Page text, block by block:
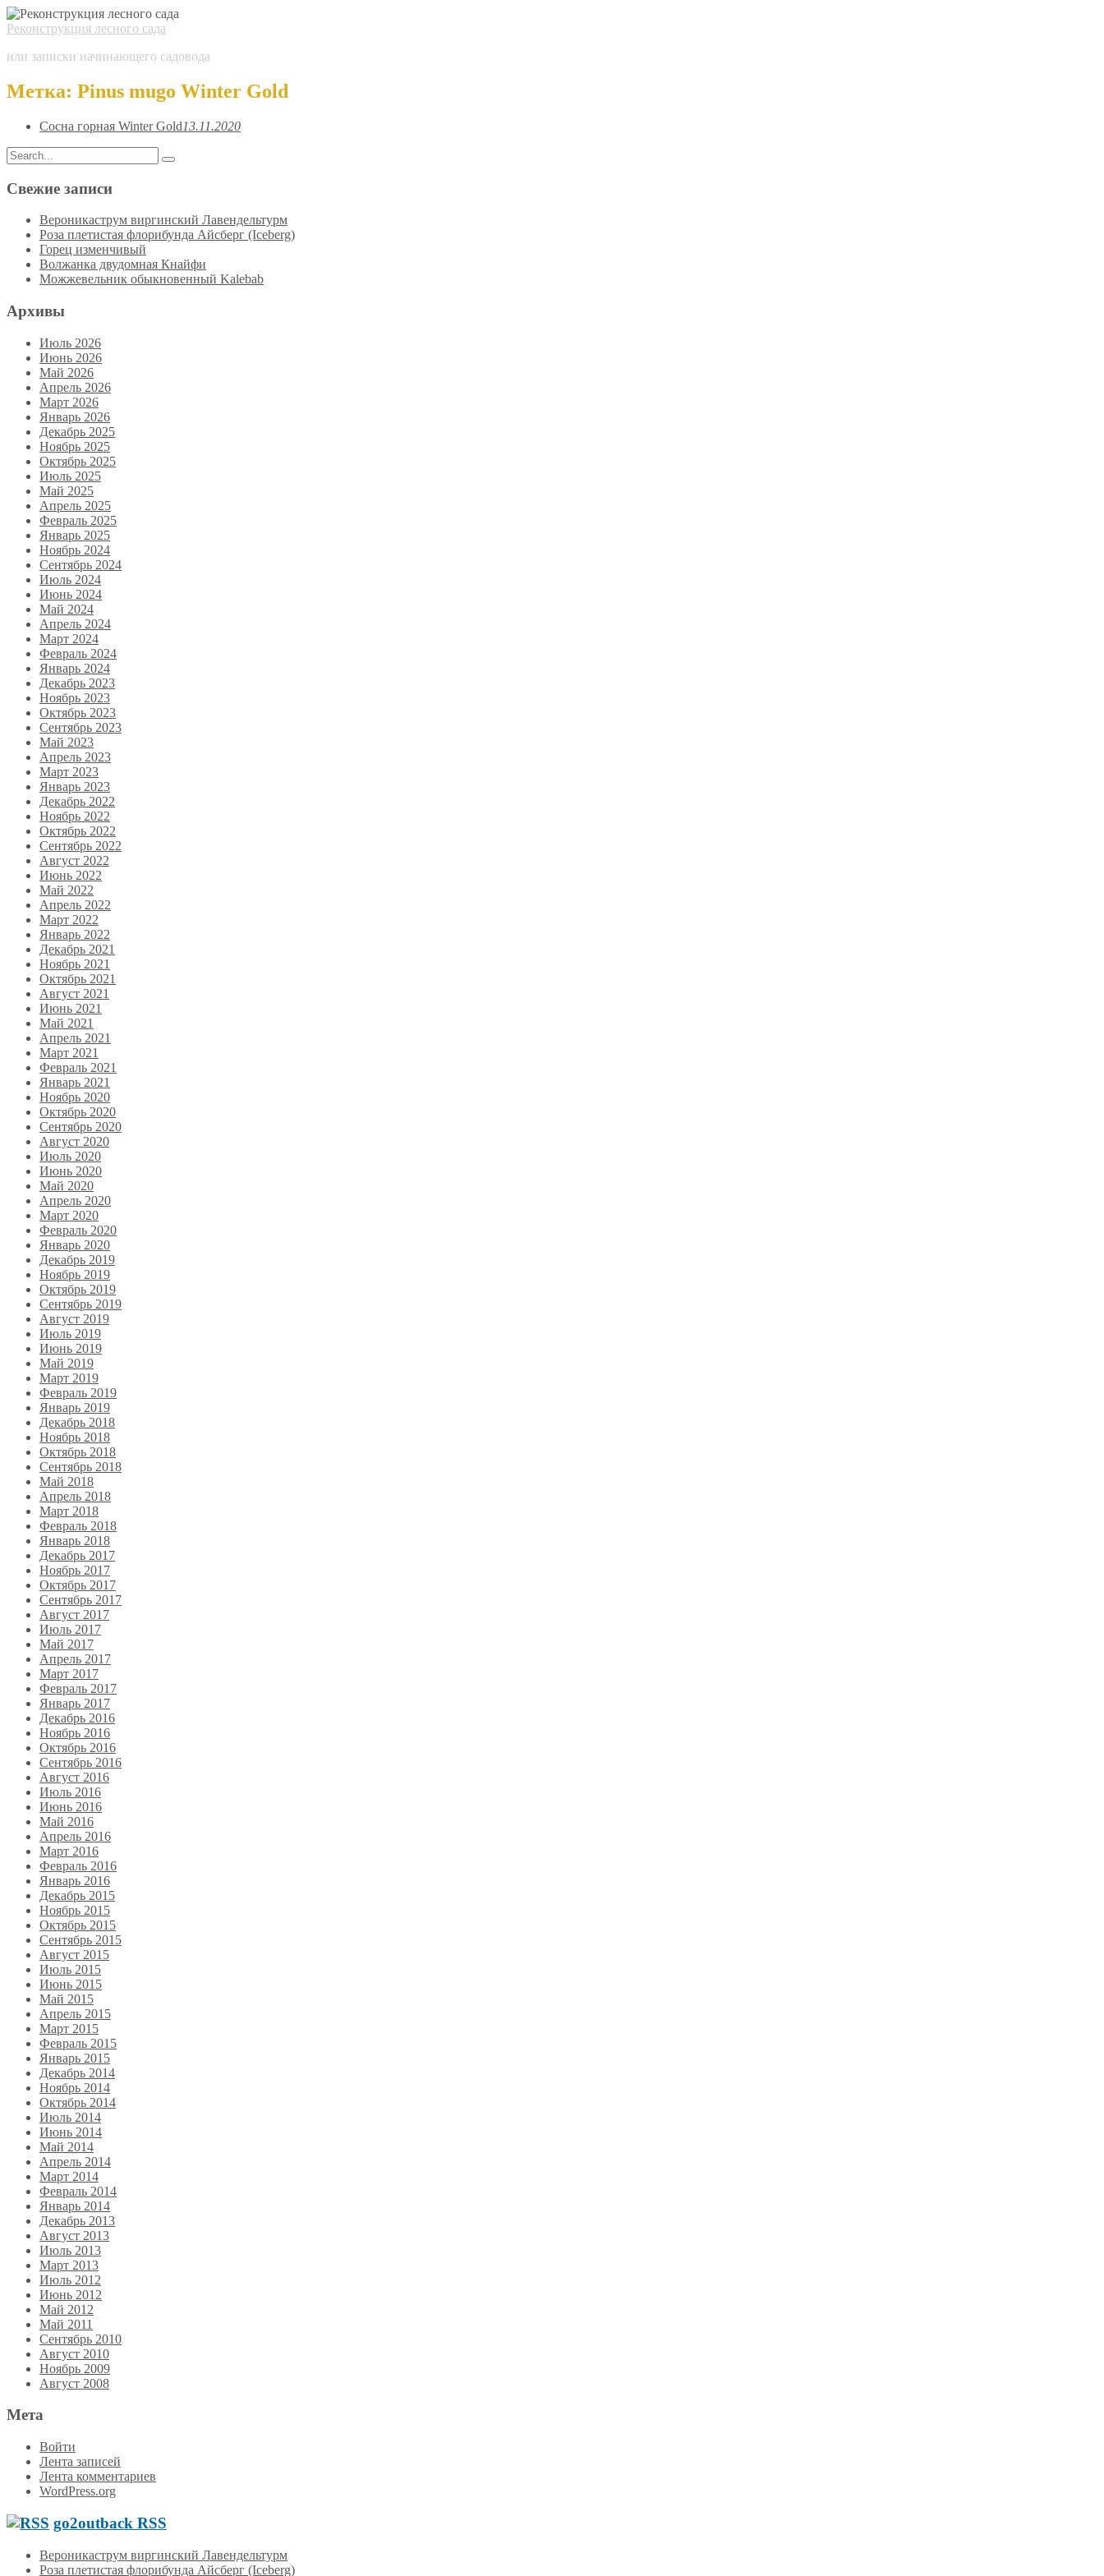
Реконструкция лесного сада
или записки начинающего садовода
Метка: Pinus mugo Winter Gold
Сосна горная Winter Gold13.11.2020
Search
for:
Search
Свежие записи
Вероникаструм виргинский Лавендельтурм
Роза плетистая флорибунда Айсберг (Iceberg)
Горец изменчивый
Волжанка двудомная Кнайфи
Можжевельник обыкновенный Kalebab
Архивы
Июль 2026
Июнь 2026
Май 2026
Апрель 2026
Март 2026
Январь 2026
Декабрь 2025
Ноябрь 2025
Октябрь 2025
Июль 2025
Май 2025
Апрель 2025
Февраль 2025
Январь 2025
Ноябрь 2024
Сентябрь 2024
Июль 2024
Июнь 2024
Май 2024
Апрель 2024
Март 2024
Февраль 2024
Январь 2024
Декабрь 2023
Ноябрь 2023
Октябрь 2023
Сентябрь 2023
Май 2023
Апрель 2023
Март 2023
Январь 2023
Декабрь 2022
Ноябрь 2022
Октябрь 2022
Сентябрь 2022
Август 2022
Июнь 2022
Май 2022
Апрель 2022
Март 2022
Январь 2022
Декабрь 2021
Ноябрь 2021
Октябрь 2021
Август 2021
Июнь 2021
Май 2021
Апрель 2021
Март 2021
Февраль 2021
Январь 2021
Ноябрь 2020
Октябрь 2020
Сентябрь 2020
Август 2020
Июль 2020
Июнь 2020
Май 2020
Апрель 2020
Март 2020
Февраль 2020
Январь 2020
Декабрь 2019
Ноябрь 2019
Октябрь 2019
Сентябрь 2019
Август 2019
Июль 2019
Июнь 2019
Май 2019
Март 2019
Февраль 2019
Январь 2019
Декабрь 2018
Ноябрь 2018
Октябрь 2018
Сентябрь 2018
Май 2018
Апрель 2018
Март 2018
Февраль 2018
Январь 2018
Декабрь 2017
Ноябрь 2017
Октябрь 2017
Сентябрь 2017
Август 2017
Июль 2017
Май 2017
Апрель 2017
Март 2017
Февраль 2017
Январь 2017
Декабрь 2016
Ноябрь 2016
Октябрь 2016
Сентябрь 2016
Август 2016
Июль 2016
Июнь 2016
Май 2016
Апрель 2016
Март 2016
Февраль 2016
Январь 2016
Декабрь 2015
Ноябрь 2015
Октябрь 2015
Сентябрь 2015
Август 2015
Июль 2015
Июнь 2015
Май 2015
Апрель 2015
Март 2015
Февраль 2015
Январь 2015
Декабрь 2014
Ноябрь 2014
Октябрь 2014
Июль 2014
Июнь 2014
Май 2014
Апрель 2014
Март 2014
Февраль 2014
Январь 2014
Декабрь 2013
Август 2013
Июль 2013
Март 2013
Июль 2012
Июнь 2012
Май 2012
Май 2011
Сентябрь 2010
Август 2010
Ноябрь 2009
Август 2008
Мета
Войти
Лента записей
Лента комментариев
WordPress.org
go2outback RSS
Вероникаструм виргинский Лавендельтурм
Роза плетистая флорибунда Айсберг (Iceberg)